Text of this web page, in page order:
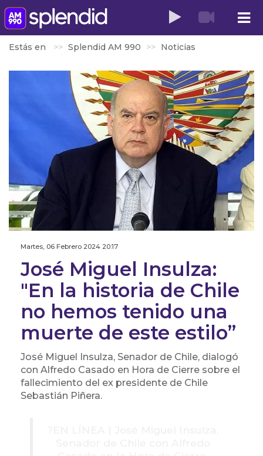
Estás en Splendid AM 990 Noticias
Martes, 06 Febrero 2024 20:17
José Miguel Insulza:
"En la historia de Chile
no hemos tenido una
muerte de este estilo”
José Miguel Insulza, Senador de Chile, dialogó
con Alfredo Casado en Hora de Cierre sobre el
fallecimiento del ex presidente de Chile
Sebastián Piñera.